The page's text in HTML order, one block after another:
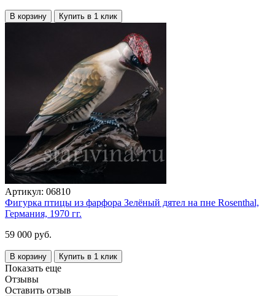
В корзину Купить в 1 клик
Артикул: 06810
Фигурка птицы из фарфора Зелёный дятел на пне Rosenthal,
Германия, 1970 гг.
59 000 руб.
В корзину Купить в 1 клик
Показать еще
Отзывы
Оставить отзыв